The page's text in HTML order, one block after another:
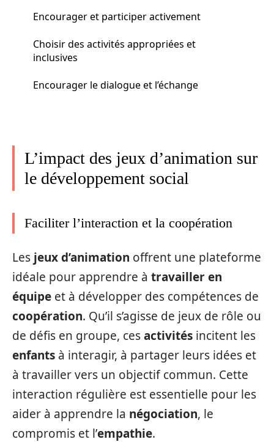
Encourager et participer activement
Choisir des activités appropriées et
inclusives
Encourager le dialogue et l’échange
L’impact des jeux d’animation sur
le développement social
Faciliter l’interaction et la coopération
Les jeux d’animation offrent une plateforme
idéale pour apprendre à travailler en
équipe et à développer des compétences de
coopération. Qu’il s’agisse de jeux de rôle ou
de défis en groupe, cesactivités incitent les
enfants à interagir, à partager leurs idées et
à travailler vers un objectif commun. Cette
interaction régulière est essentielle pour les
aider à apprendre la négociation, le
compromis et l’empathie.